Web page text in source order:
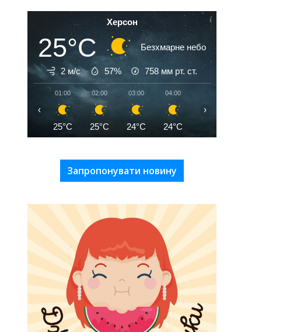
Херсон
25°C Безхмарне небо
2 м/с 57% 758 мм рт. ст.
01:00
25°C
02:00
25°C
03:00
24°C
04:00
24°C
‹ ›
Запропонувати новину